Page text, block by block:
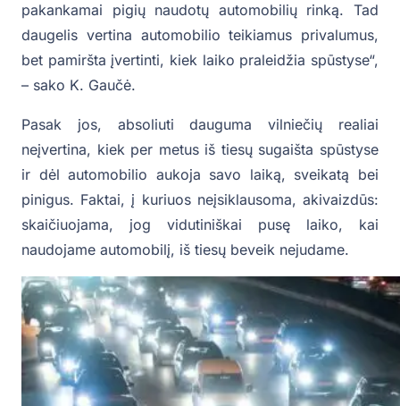
pakankamai pigių naudotų automobilių rinką. Tad
daugelis vertina automobilio teikiamus privalumus,
bet pamiršta įvertinti, kiek laiko praleidžia spūstyse“,
– sako K. Gaučė.
Pasak jos, absoliuti dauguma vilniečių realiai
neįvertina, kiek per metus iš tiesų sugaišta spūstyse
ir dėl automobilio aukoja savo laiką, sveikatą bei
pinigus. Faktai, į kuriuos neįsiklausoma, akivaizdūs:
skaičiuojama, jog vidutiniškai pusę laiko, kai
naudojame automobilį, iš tiesų beveik nejudame.